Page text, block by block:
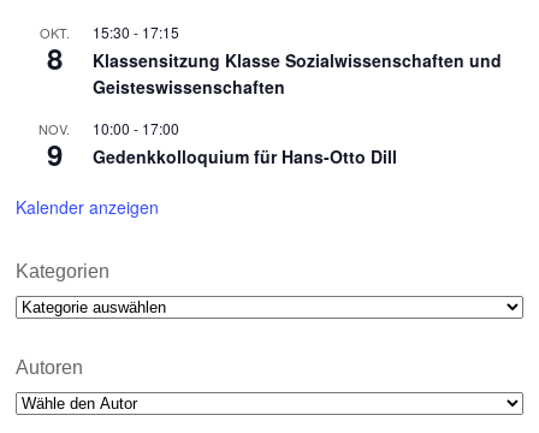
OKT.
8
15:30 - 17:15
Klassensitzung Klasse Sozialwissenschaften und
Geisteswissenschaften
NOV.
9
10:00 - 17:00
Gedenkkolloquium für Hans-Otto Dill
Kalender anzeigen
Kategorien
Kategorien
Autoren